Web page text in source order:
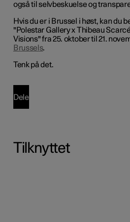
også til selvbeskuelse og
Hvis du er i Brussel i høst, kan du
"Polestar Gallery x Thibeau
Visions" fra 25. oktober til 21.
Brussels.
Tenk på det.
Dele
Tilknyttet